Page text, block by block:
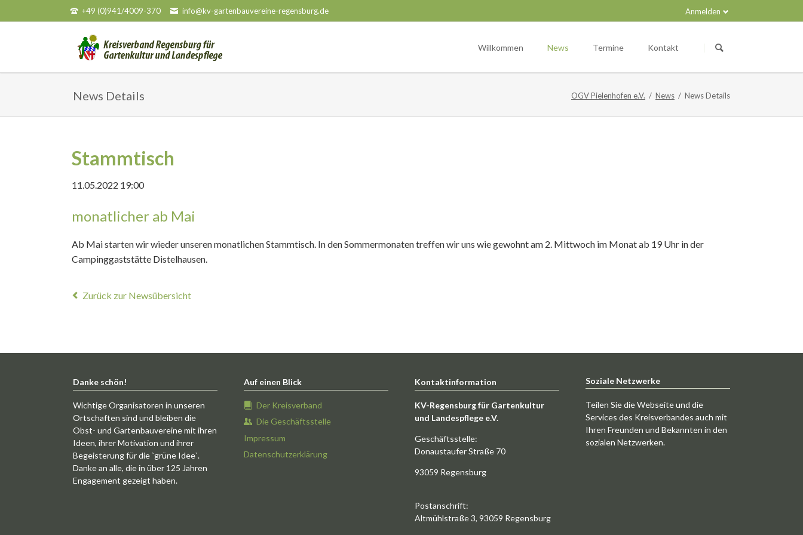
+49 (0)941/4009-370 info@kv-gartenbauvereine-regensburg.de Anmelden
überspringen
Willkommen News Termine Kontakt
News Details OGV Pielenhofen e.V. News News Details
Stammtisch
11.05.2022 19:00
monatlicher ab Mai
Ab Mai starten wir wieder unseren monatlichen Stammtisch. In den Sommermonaten treffen wir uns wie gewohnt am 2. Mittwoch im Monat ab 19 Uhr in der
Campinggaststätte Distelhausen.
Zurück zur Newsübersicht
Danke schön!
Wichtige Organisatoren in unseren
Ortschaften sind und bleiben die
Obst- und Gartenbauvereine mit ihren
Ideen, ihrer Motivation und ihrer
Begeisterung für die `grüne Idee`.
Danke an alle, die in über 125 Jahren
Engagement gezeigt haben.
Auf einen Blick
Der Kreisverband
Die Geschäftsstelle
Impressum
Datenschutzerklärung
Kontaktinformation
KV-Regensburg für Gartenkultur
und Landespflege e.V.
Geschäftsstelle:
Donaustaufer Straße 70
93059 Regensburg
Postanschrift:
Altmühlstraße 3, 93059 Regensburg
Soziale Netzwerke
Teilen Sie die Webseite und die
Services des Kreisverbandes auch mit
Ihren Freunden und Bekannten in den
sozialen Netzwerken.